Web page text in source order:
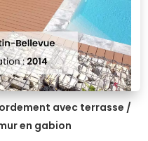
avec terrasse /
en gabion